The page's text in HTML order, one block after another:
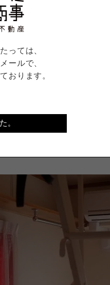
タらしい再開発を期待した
にあるのが、弊社が運営
下北と三茶のほぼ真ん中
。ごちゃごちゃ・サブカ
って感じでしょうか。単
じ条件で9.2万円（どち
！（強調）
っては、
ールで、
おります。
。